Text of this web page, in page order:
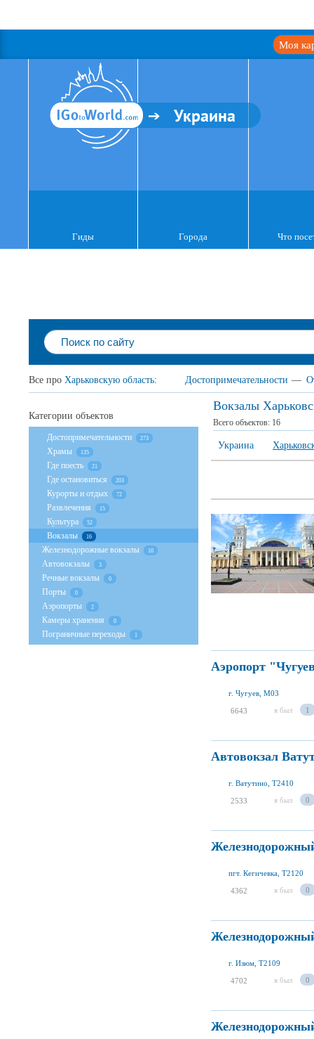
Моя
Украина
Гиды Города Что
Все про Харьковскую область: Достопримечательности —
Вокзалы
Всего объектов: 16
Украина
Аэропорт
г. Чугуев, M03
6643 я был 1
Автовокзал
г. Ватутино, T2410
2533 я был 0
пгт. Кегичевка, T2120
4362 я был 0
г. Изюм, T2109
4702 я был 0
Категории объектов
Достопримечательности 273
Храмы 135
Где поесть 21
Где остановиться 203
Курорты и отдых 72
Развлечения 15
Культура 52
Вокзалы 16
Железнодорожные вокзалы 10
Автовокзалы 3
Речные вокзалы 0
Порты 0
Аэропорты 2
Камеры хранения 0
Пограничные переходы 1